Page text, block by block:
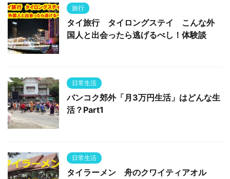
旅行
タイ旅行 タイロングステイ こんな外
国人と出会ったら逃げるべし！体験談
日常生活
バンコク郊外「月3万円生活」はどんな生
活？Part1
日常生活
タイラーメン 舟のクワイティアオル